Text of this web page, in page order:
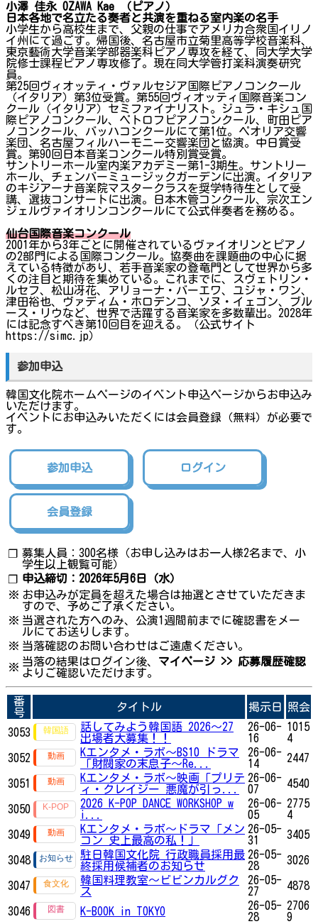
小澤 佳永 OZAWA Kae （ピアノ）
日本各地で名立たる奏者と共演を重ねる室内楽の名手
小学生から高校生まで、父親の仕事でアメリカ合衆国イリノ
イ州にて過ごす。帰国後、名古屋市立菊里高等学校音楽科、
東京藝術大学音楽学部器楽科ピアノ専攻を経て、同大学大学
院修士課程ピアノ専攻修了。現在同大学管打楽科演奏研究
員。
第25回ヴィオッティ・ヴァルセジア国際ピアノコンクール
（イタリア）第3位受賞。第55回ヴィオッティ国際音楽コン
クール（イタリア）セミファイナリスト。ジュラ・キシュ国
際ピアノコンクール、ペトロフピアノコンクール、町田ピア
ノコンクール、バッハコンクールにて第1位。ペオリア交響
楽団、名古屋フィルハーモニー交響楽団と協演。中日賞受
賞。第90回日本音楽コンクール特別賞受賞。
サントリーホール室内楽アカデミー第1-3期生。サントリー
ホール、チェンバーミュージックガーデンに出演。イタリア
のキジアーナ音楽院マスタークラスを奨学特待生として受
講、選抜コンサートに出演。日本木管コンクール、宗次エン
ジェルヴァイオリンコンクールにて公式伴奏者を務める。
仙台国際音楽コンクール
2001年から3年ごとに開催されているヴァイオリンとピアノ
の2部門による国際コンクール。協奏曲を課題曲の中心に据
えている特徴があり、若手音楽家の登竜門として世界から多
くの注目と期待を集めている。これまでに、スヴェトリン・
ルセフ、松山冴花、アリョーナ・バーエワ、ユジャ・ワン、
津田裕也、ヴァディム・ホロデンコ、ソヌ・イェゴン、ブル
ース・リウなど、世界で活躍する音楽家を多数輩出。2028年
には記念すべき第10回目を迎える。（公式サイト
https://simc.jp）
参加申込
韓国文化院ホームページのイベント申込ページからお申込み
いただけます。
イベントにお申込みいただくには会員登録（無料）が必要で
す。
参加申込 ログイン
会員登録
❐ 募集人員：300名様（お申し込みはお一人様2名まで、小
学生以上観覧可能）
❐ 申込締切：2026年5月6日（水）
※ お申込みが定員を超えた場合は抽選とさせていただきま
すので、予めご了承ください。
※ 当選された方へのみ、公演1週間前までに確認書をメー
ルにてお送りします。
※ 当落確認のお問い合わせはご遠慮ください。
※ 当落の結果はログイン後、 マイページ >> 応募履歴確認
よりご確認いただけます。
番
号
タイトル 掲示日 照会
3053
話してみよう韓国語 2026～27
出場者大募集！！
26-06-
16
1015
4
3052
Kエンタメ・ラボ～BS10 ドラマ
「財閥家の末息子～Re...
26-06-
14
2447
3051
Kエンタメ・ラボ～映画「プリテ
ィ・クレイジー 悪魔が引っ...
26-06-
07
4540
3050
2026 K-POP DANCE WORKSHOP w
i...
26-06-
05
2775
4
3049
Kエンタメ・ラボ～ドラマ「メン
コン 史上最高の私！」
26-05-
31
3405
3048
駐日韓国文化院 行政職員採用最
終採用候補者のお知らせ
26-05-
28
3026
3047
韓国料理教室～ビビンカルグク
ス
26-05-
27
4878
3046 K-BOOK in TOKYO
26-05-
28
2706
9